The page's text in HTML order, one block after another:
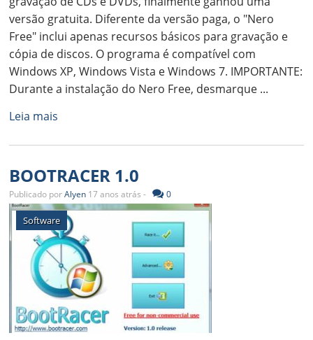
versão gratuita. Diferente da versão paga, o "Nero
Free" inclui apenas recursos básicos para gravação e
cópia de discos. O programa é compatível com
Windows XP, Windows Vista e Windows 7. IMPORTANTE:
Durante a instalação do Nero Free, desmarque ...
Leia mais
BOOTRACER 1.0
Publicado porAlyen 17 anos atrás - 0
Software